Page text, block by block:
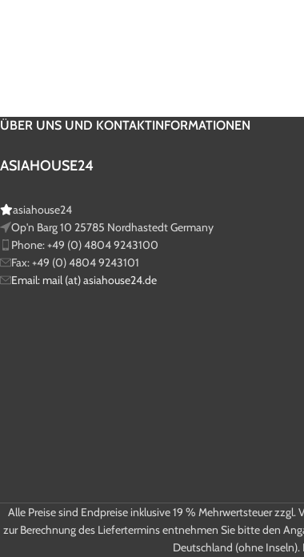
ÜBER UNS UND KONTAKTINFORMATIONEN
ASIAHOUSE24
asiahouse24
Op'n Barg 10 25785 Nordhastedt Germany
Phone: +49 (0) 4804 9243100
Fax: +49 (0) 4804 9243101
Email: mail (at) asiahouse24.de
Alle Preise sind Endpreise inklusive 19 % Mehrwertsteuer
zur Berechnung des Liefertermins entnehmen Sie bitte den
Deutschland (ohne Inseln).